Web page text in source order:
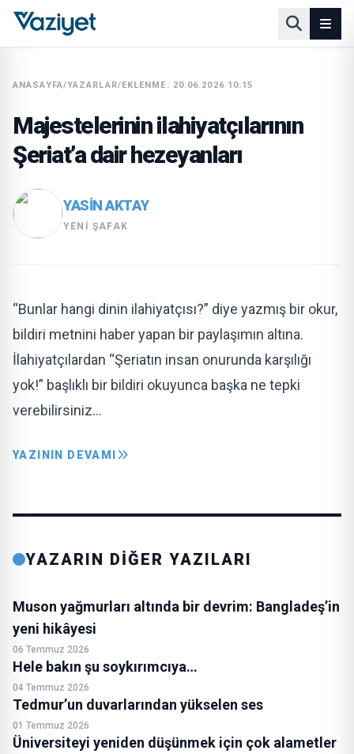
ANASAYFA/YAZARLAR/EKLENME: 20.06.2026 10:15
Majestelerinin ilahiyatçılarının
Şeriat’a dair hezeyanları
YASIN AKTAY
YENI ŞAFAK
“Bunlar hangi dinin ilahiyatçısı?” diye yazmış bir okur,
bildiri metnini haber yapan bir paylaşımın altına.
İlahiyatçılardan “Şeriatın insan onurunda karşılığı
yok!” başlıklı bir bildiri okuyunca başka ne tepki
verebilirsiniz…
YAZININ DEVAMI
YAZARIN DİĞER YAZILARI
Muson yağmurları altında bir devrim: Bangladeş’in
yeni hikâyesi
06 Temmuz 2026
Hele bakın şu soykırımcıya…
04 Temmuz 2026
Tedmur’un duvarlarından yükselen ses
01 Temmuz 2026
Üniversiteyi yeniden düşünmek için çok alametler